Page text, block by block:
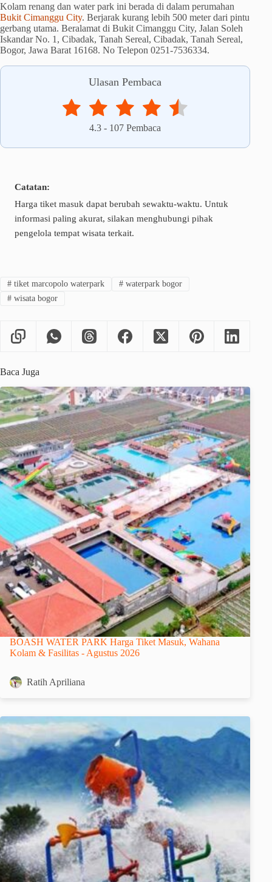
Kolam renang dan water park ini berada di dalam perumahan
Bukit Cimanggu City. Berjarak kurang lebih 500 meter dari pintu
gerbang utama. Beralamat di Bukit Cimanggu City, Jalan Soleh
Iskandar No. 1, Cibadak, Tanah Sereal, Cibadak, Tanah Sereal,
Bogor, Jawa Barat 16168. No Telepon 0251-7536334.
Ulasan Pembaca
4.3 - 107 Pembaca
Catatan:
Harga tiket masuk dapat berubah sewaktu-waktu. Untuk
informasi paling akurat, silakan menghubungi pihak
pengelola tempat wisata terkait.
#tiket marcopolo waterpark #waterpark bogor
#wisata bogor
Baca Juga
BOASH WATER PARK Harga Tiket Masuk, Wahana
Kolam & Fasilitas - Agustus 2026
Ratih Apriliana